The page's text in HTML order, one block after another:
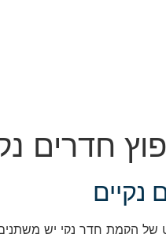
חדרים
נקיים
של הקמת חדר נקי יש